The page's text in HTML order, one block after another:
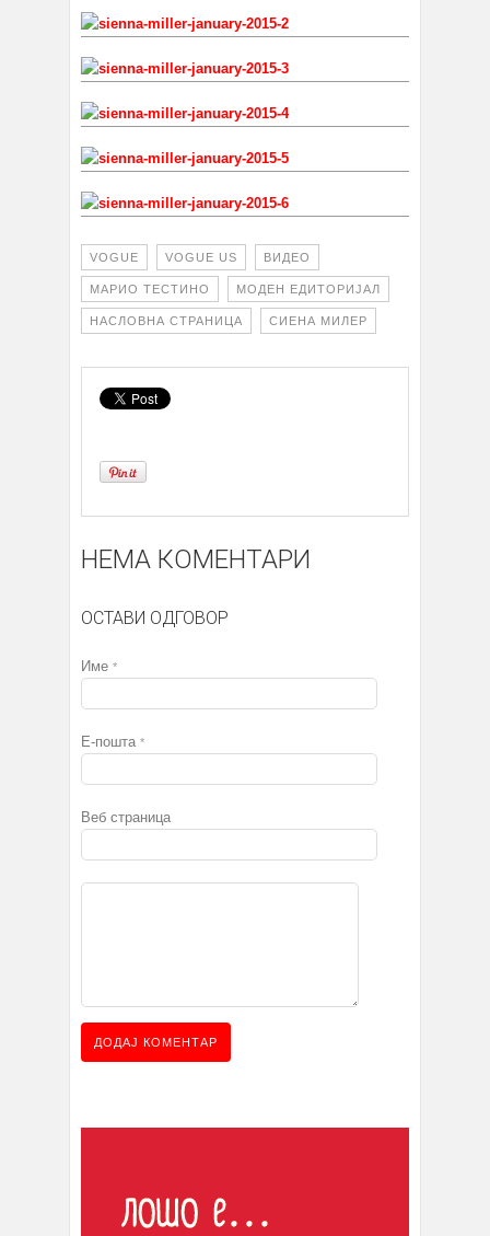
VOGUE VOGUE US ВИДЕО
МАРИО ТЕСТИНО МОДЕН ЕДИТОРИЈАЛ
НАСЛОВНА СТРАНИЦА СИЕНА МИЛЕР
НЕМА КОМЕНТАРИ
ОСТАВИ ОДГОВОР
Име *
Е-пошта *
Веб страница